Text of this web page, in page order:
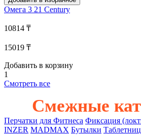
Омега 3 21 Century
10814 ₸
15019 ₸
Добавить в корзину
1
Смотреть все
Смежные
Перчатки для Фитнеса Фиксация
INZER MADMAX Бутылки